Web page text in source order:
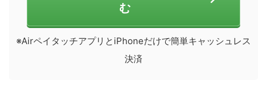
む
※AirペイタッチアプリとiPhoneだけで簡単キャッシュレス
決済